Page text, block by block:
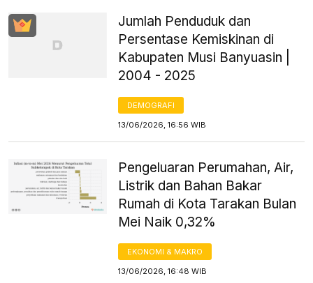
Jumlah Penduduk dan
Persentase Kemiskinan di
Kabupaten Musi Banyuasin |
2004 - 2025
DEMOGRAFI
13/06/2026, 16:56 WIB
Pengeluaran Perumahan, Air,
Listrik dan Bahan Bakar
Rumah di Kota Tarakan Bulan
Mei Naik 0,32%
EKONOMI & MAKRO
13/06/2026, 16:48 WIB